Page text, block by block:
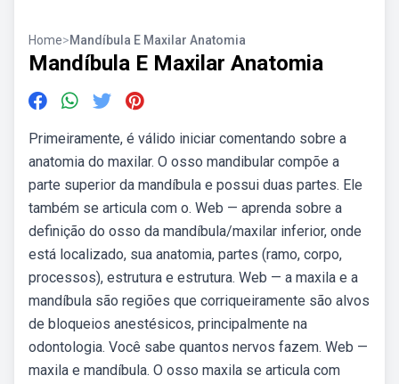
Home>Mandíbula E Maxilar Anatomia
Mandíbula E Maxilar Anatomia
Primeiramente, é válido iniciar comentando sobre a
anatomia do maxilar. O osso mandibular compõe a
parte superior da mandíbula e possui duas partes. Ele
também se articula com o. Web — aprenda sobre a
definição do osso da mandíbula/maxilar inferior, onde
está localizado, sua anatomia, partes (ramo, corpo,
processos), estrutura e estrutura. Web — a maxila e a
mandíbula são regiões que corriqueiramente são alvos
de bloqueios anestésicos, principalmente na
odontologia. Você sabe quantos nervos fazem. Web —
maxila e mandíbula. O osso maxila se articula com